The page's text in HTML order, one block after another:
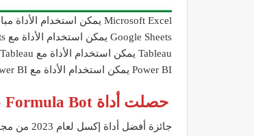
Microsoft Excel يمكن استخدام الأداة مباشرة من داخل إكسل.
Google Sheets يمكن استخدام الأداة مع Google Sheets.
Tableau يمكن استخدام الأداة مع Tableau لإنشاء لوحات تحكم تفاعلية.
Power BI يمكن استخدام الأداة مع Power BI لإنشاء تقارير تفاعلية.
حصلت أداة Formula Bot على العديد من الشهادات والتقديرات، منها:
جائزة أفضل أداة إكسل لعام 2023 من مجلة Excel Magazine.